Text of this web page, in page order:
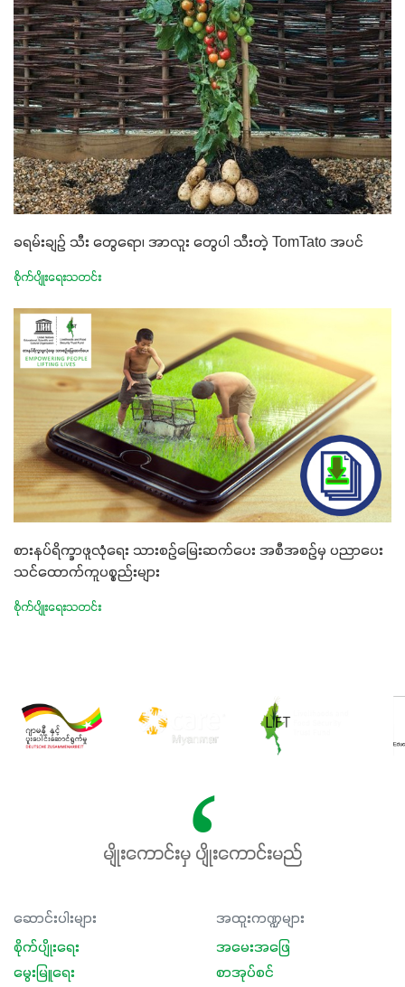
ခရမ်းချဉ် သီး တွေရော၊ အာလူး တွေပါ သီးတဲ့ TomTato အပင်
စိုက်ပျိုးရေးသတင်း
စားနပ်ရိက္ခာဖူလုံရေး သားစဉ်မြေးဆက်ပေး အစီအစဉ်မှ ပညာပေး
သင်ထောက်ကူပစ္စည်းများ
စိုက်ပျိုးရေးသတင်း
မျိုးကောင်းမှ ပျိုးကောင်းမည်
ဆောင်းပါးများ
စိုက်ပျိုးရေး
မွေးမြူရေး
အထူးကဏ္ဍများ
အမေးအဖြေ
စာအုပ်စင်